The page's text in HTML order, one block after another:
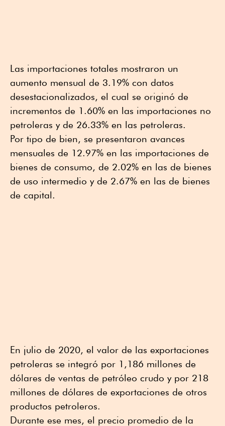
Las importaciones totales mostraron un
aumento mensual de 3.19% con datos
desestacionalizados, el cual se originó de
incrementos de 1.60% en las importaciones no
petroleras y de 26.33% en las petroleras.
Por tipo de bien, se presentaron avances
mensuales de 12.97% en las importaciones de
bienes de consumo, de 2.02% en las de bienes
de uso intermedio y de 2.67% en las de bienes
de capital.
En julio de 2020, el valor de las exportaciones
petroleras se integró por 1,186 millones de
dólares de ventas de petróleo crudo y por 218
millones de dólares de exportaciones de otros
productos petroleros.
Durante ese mes, el precio promedio de la